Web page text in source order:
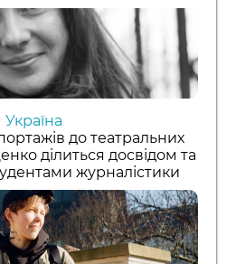
Україна
до театральних
ділиться досвідом та
журналістики